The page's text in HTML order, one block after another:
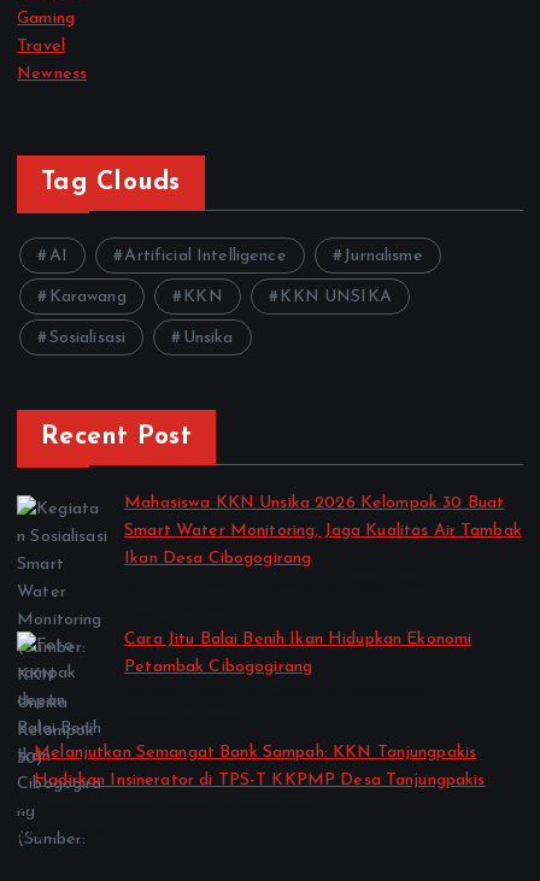
Gaming
Travel
Newness
Tag Clouds
AI Artificial Intelligence Jurnalisme
Karawang KKN KKN UNSIKA
Sosialisasi Unsika
Recent Post
Mahasiswa KKN Unsika 2026 Kelompok 30 Buat
Smart Water Monitoring, Jaga Kualitas Air Tambak
Ikan Desa Cibogogirang
Cara Jitu Balai Benih Ikan Hidupkan Ekonomi
Petambak Cibogogirang
Melanjutkan Semangat Bank Sampah: KKN Tanjungpakis
Hadirkan Insinerator di TPS-T KKPMP Desa Tanjungpakis
by Kelas Semester Genap TA 2025-2026
July 27, 2026